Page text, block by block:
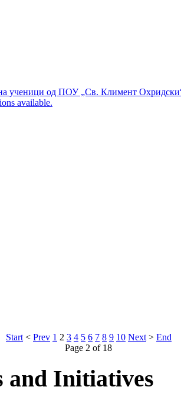
ученици од ПОУ „Св. Климент
available.
Start< Prev 1 2 3 4 5 6 7 8 9 10 Next> End
Page 2 of 18
and Initiatives